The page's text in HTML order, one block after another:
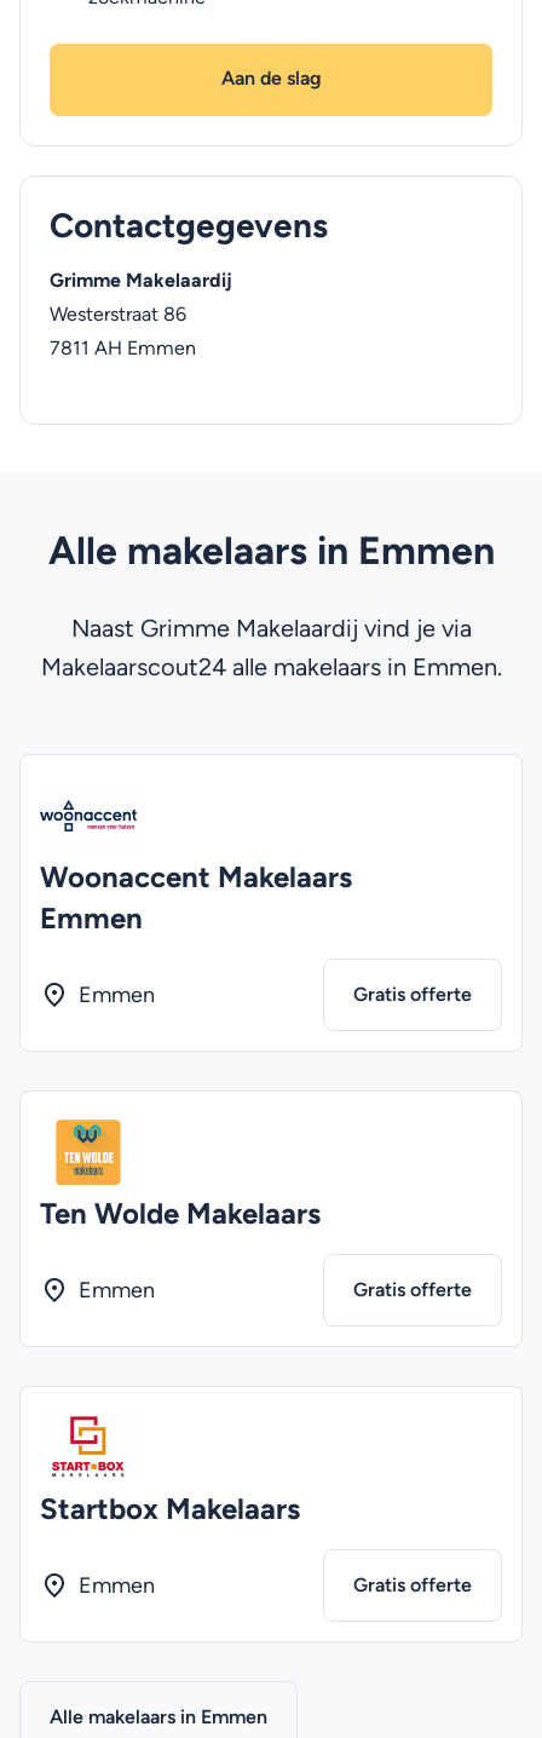
Aan de slag
Contactgegevens
Grimme Makelaardij
Westerstraat 86
7811 AH Emmen
Alle makelaars in Emmen
Naast Grimme Makelaardij vind je via
Makelaarscout24 alle makelaars in Emmen.
Woonaccent Makelaars
Emmen
Emmen Gratis offerte
Ten Wolde Makelaars
Emmen Gratis offerte
Startbox Makelaars
Emmen Gratis offerte
Alle makelaars in Emmen